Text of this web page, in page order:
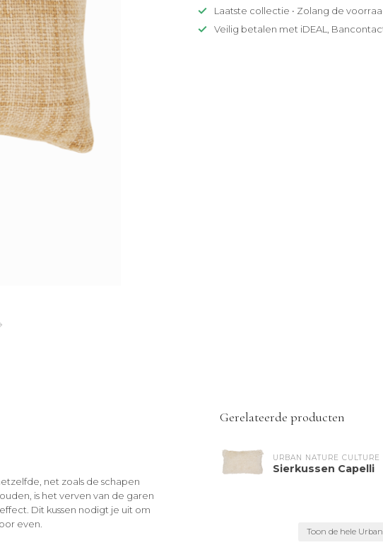
Laatste collectie • Zolang de
Veilig betalen met iDEAL,
net zoals de schapen
is het verven van de garen
Dit kussen nodigt je uit om
even.
Gerelateerde producten
URBAN NATURE CULTURE
Sierkussen Capelli
Toon de hele